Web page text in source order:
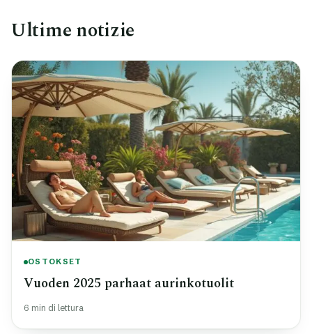
Ultime notizie
OSTOKSET
Vuoden 2025 parhaat aurinkotuolit
6 min di lettura